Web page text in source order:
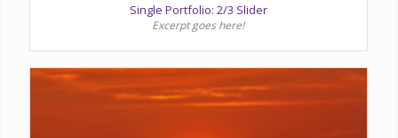
Single Portfolio: 2/3 Slider
Excerpt goes here!